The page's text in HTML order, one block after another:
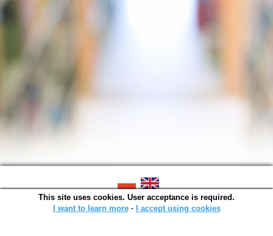
SOWA OPAC v. 6.11.10 (2026-07-24)
Generated in 0,0015 s.
This site uses cookies. User acceptance is required.
I want to learn more∙ I accept using cookies